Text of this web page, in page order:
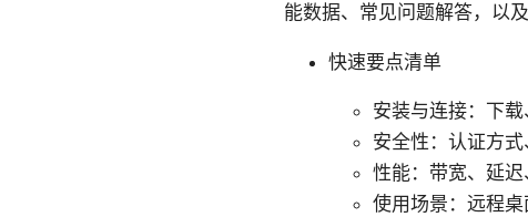
能数据、常见问题解答，以
快速要点清单
安装与连接：下
安全性：认证方
性能：带宽、延
使用场景：远程